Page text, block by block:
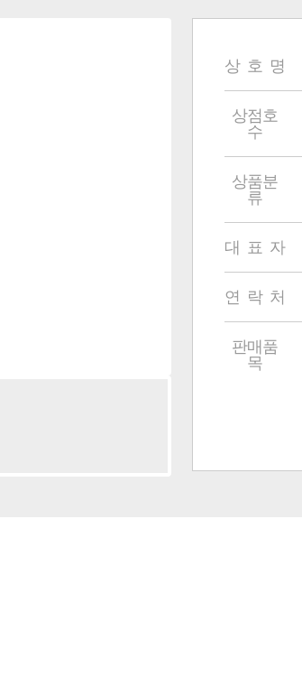
상 호 명
상점호
수
상품분
류
대 표 자
연 락 처
판매품
목